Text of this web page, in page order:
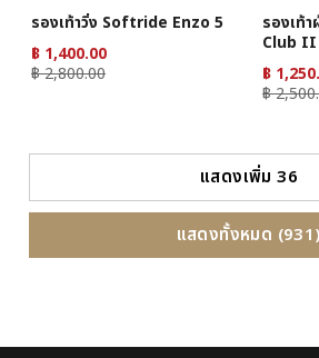
รองเท้าวิ่ง Softride Enzo 5
฿ 1,400.00
฿ 2,800.00
รองเท้
Club II
฿
฿
แสดงเพิ่ม 36
แสดงทั้งหมด (931)